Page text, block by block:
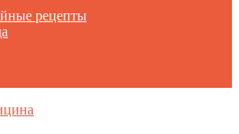
рецепты